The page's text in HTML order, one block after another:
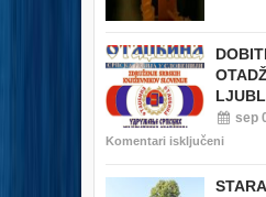
sep
Komentari isključeni